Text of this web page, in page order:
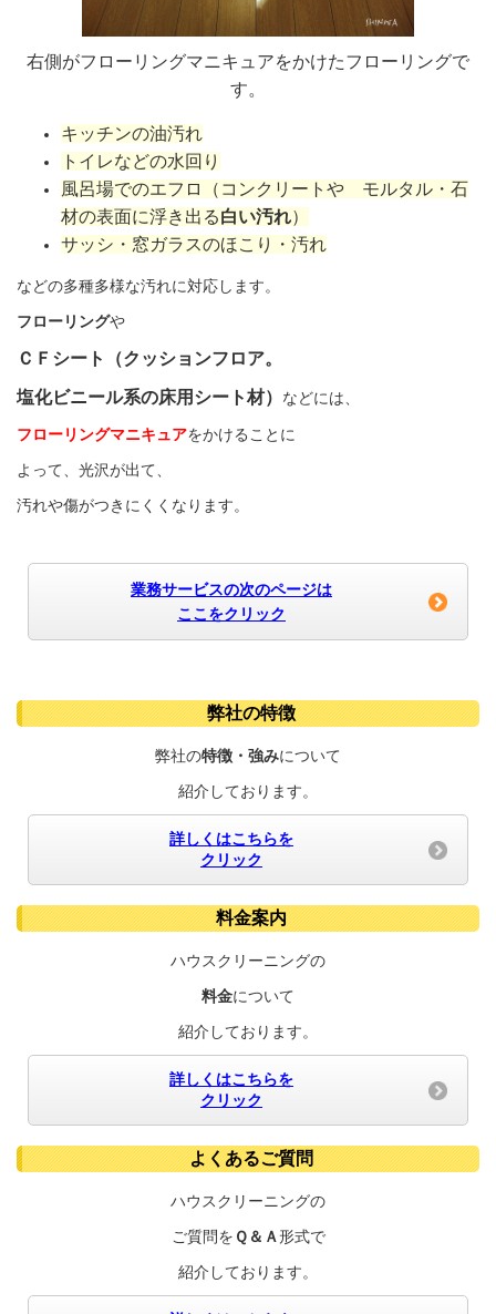
右側がフローリングマニキュアをかけたフローリングで
す。
キッチンの油汚れ
トイレなどの水回り
風呂場でのエフロ（コンクリートや モルタル・石
材の表面に浮き出る白い汚れ）
サッシ・窓ガラスのほこり・汚れ
などの多種多様な汚れに対応します。
フローリングや
ＣＦシート （クッションフロア。
塩化ビニール系の床用シート材） などには、
フローリングマニキュアをかけることに
よって、光沢が出て、
汚れや傷がつきにくくなります。
業務サービスの次のページは
ここをクリック
弊社の特徴
弊社の特徴・強みについて
紹介しております。
詳しくはこちらを
クリック
料金案内
ハウスクリーニングの
料金について
紹介しております。
詳しくはこちらを
クリック
よくあるご質問
ハウスクリーニングの
ご質問を Ｑ＆Ａ形式で
紹介しております。